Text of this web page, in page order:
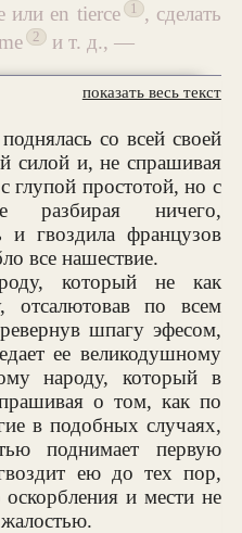
или en tierce
1 , сделать
2 и т. д., —
показать весь текст
со всей своей
силой и, не спрашивая
глупой простотой, но с
разбирая ничего,
и гвоздила французов
все нашествие.
который не как
по всем
шпагу эфесом,
ее великодушному
народу, который в
о том, как по
в подобных случаях,
поднимает первую
ею до тех пор,
и мести не